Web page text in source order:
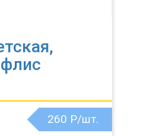
260 Р/шт.